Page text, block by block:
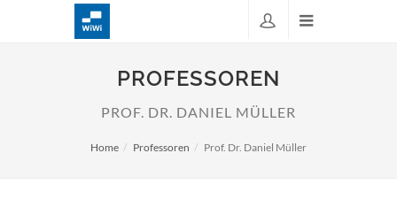
PROFESSOREN
PROF. DR. DANIEL MÜLLER
Home Professoren Prof. Dr. Daniel Müller